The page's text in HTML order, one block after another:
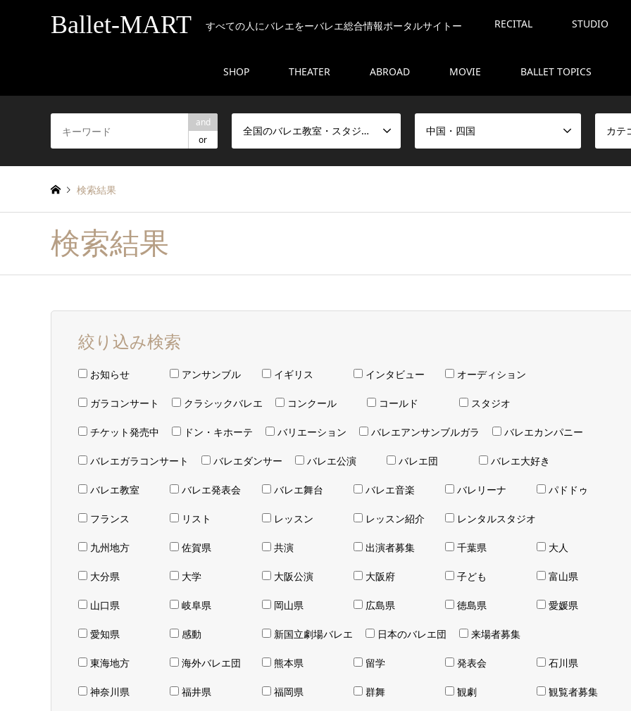
Ballet-MART すべての人にバレエをーバレエ総合情報ポータルサイトー RECITAL STUDIO
SHOP THEATER ABROAD MOVIE BALLET TOPICS
and
or
全国のバレエ教室・スタジオリスト 中国・四国 カテ
検索結果
検索結果
絞り込み検索
お知らせ アンサンブル イギリス インタビュー オーディション
ガラコンサート クラシックバレエ コンクール コールド スタジオ
チケット発売中 ドン・キホーテ バリエーション バレエアンサンブルガラ バレエカンパニー
バレエガラコンサート バレエダンサー バレエ公演 バレエ団 バレエ大好き
バレエ教室 バレエ発表会 バレエ舞台 バレエ音楽 バレリーナ パドドゥ
フランス リスト レッスン レッスン紹介 レンタルスタジオ
九州地方 佐賀県 共演 出演者募集 千葉県 大人
大分県 大学 大阪公演 大阪府 子ども 富山県
山口県 岐阜県 岡山県 広島県 徳島県 愛媛県
愛知県 感動 新国立劇場バレエ 日本のバレエ団 来場者募集
東海地方 海外バレエ団 熊本県 留学 発表会 石川県
神奈川県 福井県 福岡県 群舞 観劇 観覧者募集